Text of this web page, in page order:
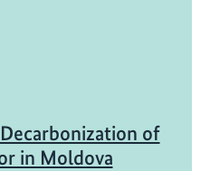
of
in Moldova